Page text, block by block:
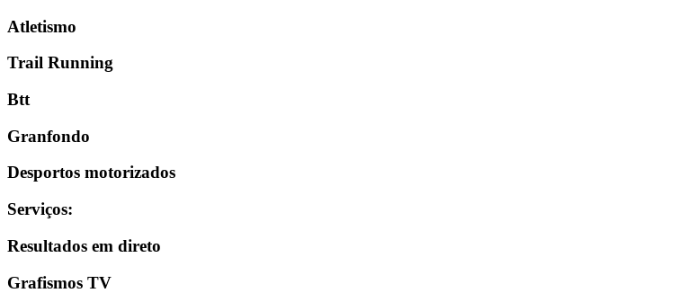
Atletismo
Trail Running
Btt
Granfondo
Desportos motorizados
Serviços:
Resultados em direto
Grafismos TV